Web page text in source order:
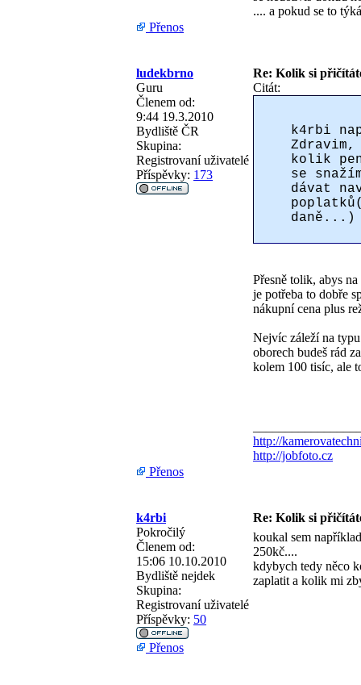
.... a pokud se to
Přenos
ludekbrno
Re: Kolik si
Guru
Členem od:
9:44 19.3.2010
Bydliště ČR
Skupina:
Registrovaní uživatelé
Příspěvky: 173
Citát:
k4rbi
Zdravim,
kolik
se
dávat
daně...)
Přesně tolik, abys
je potřeba to dobře
nákupní cena plus
Nejvíc záleží na
oborech budeš rád
kolem 100 tisíc, ale
http://
http://jobfoto.cz
Přenos
k4rbi
Re: Kolik si
Pokročilý
Členem od:
15:06 10.10.2010
Bydliště nejdek
Skupina:
Registrovaní uživatelé
Příspěvky: 50
koukal sem
250kč....
kdybych tedy něco
zaplatit a kolik mi
Přenos